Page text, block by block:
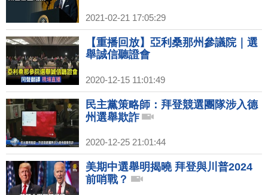
2021-02-21 17:05:29
【重播回放】亞利桑那州參議院｜選
舉誠信聽證會
2020-12-15 11:01:49
民主黨策略師：拜登競選團隊涉入德
州選舉欺詐
2020-12-25 21:01:44
美期中選舉明揭曉 拜登與川普2024
前哨戰？